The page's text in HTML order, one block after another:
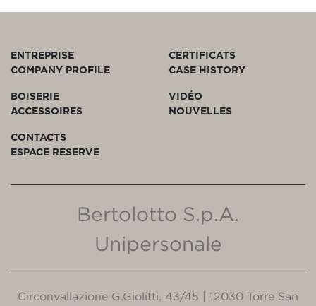
ENTREPRISE
COMPANY PROFILE
CERTIFICATS
CASE HISTORY
BOISERIE
ACCESSOIRES
VIDÉO
NOUVELLES
CONTACTS
ESPACE RESERVE
Bertolotto S.p.A.
Unipersonale
Circonvallazione G.Giolitti, 43/45 | 12030 Torre San